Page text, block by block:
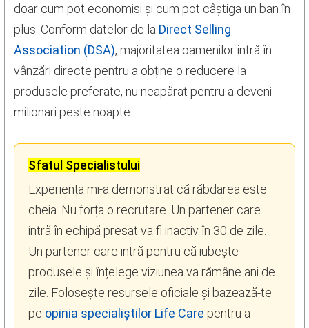
doar cum pot economisi și cum pot câștiga un ban în
plus. Conform datelor de la Direct Selling
Association (DSA), majoritatea oamenilor intră în
vânzări directe pentru a obține o reducere la
produsele preferate, nu neapărat pentru a deveni
milionari peste noapte.
Sfatul Specialistului
Experiența mi-a demonstrat că răbdarea este
cheia. Nu forța o recrutare. Un partener care
intră în echipă presat va fi inactiv în 30 de zile.
Un partener care intră pentru că iubește
produsele și înțelege viziunea va rămâne ani de
zile. Folosește resursele oficiale și bazează-te
pe opinia specialiștilor Life Care pentru a